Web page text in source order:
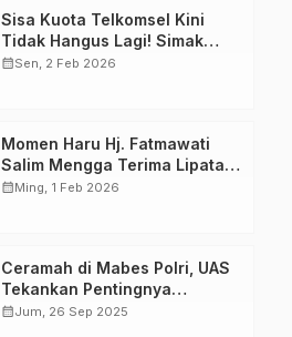
Sisa Kuota Telkomsel Kini
Tidak Hangus Lagi! Simak
Syarat dan Cara
calendar_monthSen, 2 Feb 2026
Momen Haru Hj. Fatmawati
Salim Mengga Terima Lipatan
Merah Putih Usai Upacara
calendar_monthMing, 1 Feb 2026
Ceramah di Mabes Polri, UAS
Tekankan Pentingnya
Toleransi Beragama
calendar_monthJum, 26 Sep 2025